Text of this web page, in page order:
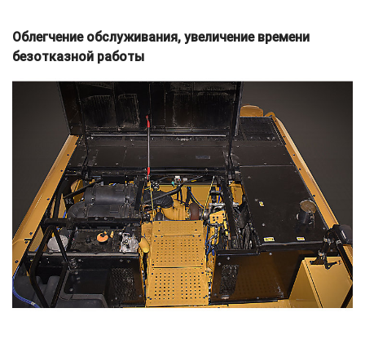
Облегчение обслуживания, увеличение времени
безотказной работы